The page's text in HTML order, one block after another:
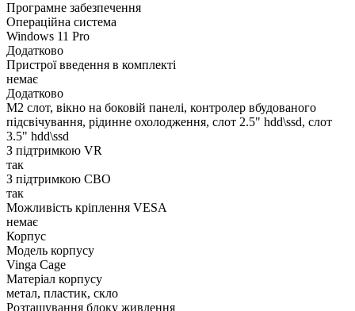
Програмне забезпечення
Операційна система
Windows 11 Pro
Додатково
Пристрої введення в комплекті
немає
Додатково
M2 слот, вікно на боковій панелі, контролер вбудованого
підсвічування, рідинне охолодження, слот 2.5" hdd\ssd, слот
3.5" hdd\ssd
З підтримкою VR
так
З підтримкою СВО
так
Можливість кріплення VESA
немає
Корпус
Модель корпусу
Vinga Cage
Матеріал корпусу
метал, пластик, скло
Розташування блоку живлення